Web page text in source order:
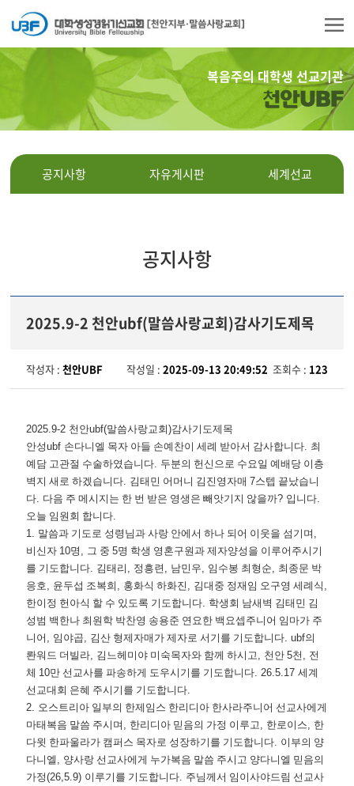
복음주의 대학생 선교기관
천안UBF
공지사항 자유게시판 세계선교
공지사항
2025.9-2 천안ubf(말씀사랑교회)감사기도제목
작성자 :천안UBF 작성일 :2025-09-13 20:49:52 조회수 : 123
2025.9-2 천안ubf(말씀사랑교회)감사기도제목
안성ubf 손다니엘 목자 아들 손예찬이 세례 받아서 감사합니다. 최
예담 고관절 수술하였습니다. 두분의 헌신으로 수요일 예배당 이층
벽지 새로 하겠습니다. 김태민 어머니 김진영자매7스텝 끝났습니
다. 다음 주 메시지는 한 번 받은 영생은 빼앗기지 않을까? 입니다.
오늘 임원회 합니다.
1. 말씀과 기도로 성령님과 사랑 안에서 하나 되어 이웃을 섬기며 ,
비신자 10명 , 그 중5명 학생 영혼구원과 제자양성을 이루어주시기
를 기도합니다. 김태리 , 정흥련 , 남민우, 임수봉 최형순, 최종문 박
응호, 윤두섭 조복희 , 홍화식 하화진 , 김대중 정재임 오구영 세례식 ,
한이정 헌아식 할 수 있도록 기도합니다. 학생회 남새벽 김태민 김
성범 백한나 최원학 박찬영 송용준 연요한 백요셉주니어 임마가 주
니어 , 임야곱, 김산 형제자매가 제자로 서기를 기도합니다. ubf의
롼워드 더빌라, 김느헤미야 미숙목자와 함께 하시고, 천안5천 , 전
체 10만 선교사를 파송하게 도우시기를 기도합니다. 26.5.17세계
선교대회 은혜 주시기를 기도합니다.
2. 오스트리아 일부의 한제임스 한리디아 한사라주니어 선교사에게
마태복음 말씀 주시며 , 한리디아 믿음의 가정 이루고, 한로이스, 한
다윗 한파울라가 캠퍼스 목자로 성장하기를 기도합니다. 이부의 양
다니엘 , 양사랑 선교사에게 누가복음 말씀 주시고 양다니엘 믿음의
가정(26,5.9) 이루기를 기도합니다. 주님께서 임이사야드림 선교사